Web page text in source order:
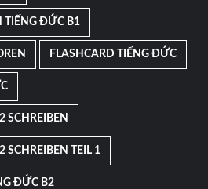
TIẾNG ĐỨC B1
FLASHCARD TIẾNG ĐỨC
SCHREIBEN
SCHREIBEN TEIL 1
ĐỨC B2